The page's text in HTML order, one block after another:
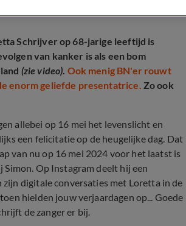
Schrijver op 68-jarige leeftijd is
van kanker is als een bom
(zie video). Ook menig BN'er rouwt
enorm geliefde presentatrice. Zo ook
allebei op 16 mei het levenslicht en
een felicitatie op de heugelijke dag. Dat
van nu op 16 mei 2024 voor het laatst is
Simon. Op Instagram deelt hij een
zijn digitale conversaties met Loretta in de
hielden jouw verjaardagen op... Goede
de zanger er bij.